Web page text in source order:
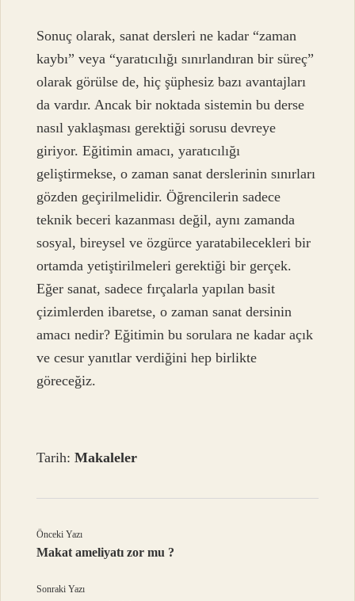
Sonuç olarak, sanat dersleri ne kadar “zaman
kaybı” veya “yaratıcılığı sınırlandıran bir süreç”
olarak görülse de, hiç şüphesiz bazı avantajları
da vardır. Ancak bir noktada sistemin bu derse
nasıl yaklaşması gerektiği sorusu devreye
giriyor. Eğitimin amacı, yaratıcılığı
geliştirmekse, o zaman sanat derslerinin sınırları
gözden geçirilmelidir. Öğrencilerin sadece
teknik beceri kazanması değil, aynı zamanda
sosyal, bireysel ve özgürce yaratabilecekleri bir
ortamda yetiştirilmeleri gerektiği bir gerçek.
Eğer sanat, sadece fırçalarla yapılan basit
çizimlerden ibaretse, o zaman sanat dersinin
amacı nedir? Eğitimin bu sorulara ne kadar açık
ve cesur yanıtlar verdiğini hep birlikte
göreceğiz.
Tarih:Makaleler
Önceki Yazı
Makat ameliyatı zor mu ?
Sonraki Yazı